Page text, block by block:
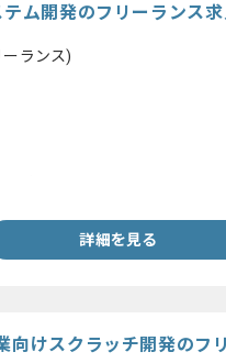
テム開発のフリーランス
ランス)
詳細を見る
向けスクラッチ開発のフ